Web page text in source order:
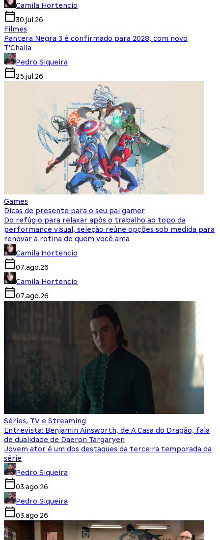
Camila Hortencio
30.jul.26
Filmes
Pantera Negra 3 é confirmado para 2028, com novo
T'Challa
Pedro Siqueira
25.jul.26
Games
Dicas de presente para o seu pai gamer
Do refúgio para relaxar após o trabalho ao topo da
performance visual, seleção reúne opções sob medida para
renovar a rotina de quem você ama
Camila Hortencio
07.ago.26
Camila Hortencio
07.ago.26
Séries, TV e Streaming
Entrevista: Benjamin Ainsworth, de A Casa do Dragão, fala
de dualidade de Daeron Targaryen
Jovem ator é um dos destaques da terceira temporada da
série
Pedro Siqueira
03.ago.26
Pedro Siqueira
03.ago.26